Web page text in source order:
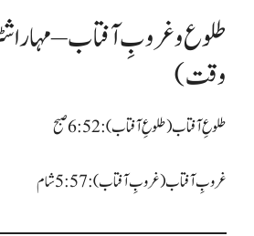
طلوع و غروبِ آفتاب –
وقت)